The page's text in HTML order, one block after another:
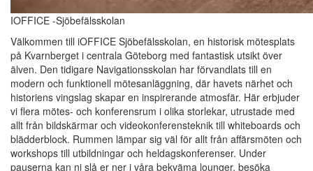
IOFFICE -Sjöbefälsskolan
Välkommen till iOFFICE Sjöbefälsskolan, en historisk mötesplats
på Kvarnberget i centrala Göteborg med fantastisk utsikt över
älven. Den tidigare Navigationsskolan har förvandlats till en
modern och funktionell mötesanläggning, där havets närhet och
historiens vingslag skapar en inspirerande atmosfär. Här erbjuder
vi flera mötes- och konferensrum i olika storlekar, utrustade med
allt från bildskärmar och videokonferensteknik till whiteboards och
blädderblock. Rummen lämpar sig väl för allt från affärsmöten och
workshops till utbildningar och heldagskonferenser. Under
pauserna kan ni slå er ner i våra bekväma lounger, besöka